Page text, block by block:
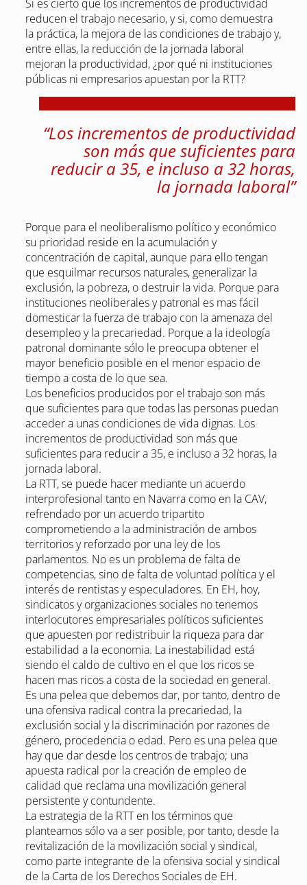
Si es cierto que los incrementos de productividad
reducen el trabajo necesario, y si, como demuestra
la práctica, la mejora de las condiciones de trabajo y,
entre ellas, la reducción de la jornada laboral
mejoran la productividad, ¿por qué ni instituciones
públicas ni empresarios apuestan por la RTT?
“Los incrementos de productividad
son más que suficientes para
reducir a 35, e incluso a 32 horas,
la jornada laboral”
Porque para el neoliberalismo político y económico
su prioridad reside en la acumulación y
concentración de capital, aunque para ello tengan
que esquilmar recursos naturales, generalizar la
exclusión, la pobreza, o destruir la vida. Porque para
instituciones neoliberales y patronal es mas fácil
domesticar la fuerza de trabajo con la amenaza del
desempleo y la precariedad. Porque a la ideología
patronal dominante sólo le preocupa obtener el
mayor beneficio posible en el menor espacio de
tiempo a costa de lo que sea.
Los beneficios producidos por el trabajo son más
que suficientes para que todas las personas puedan
acceder a unas condiciones de vida dignas. Los
incrementos de productividad son más que
suficientes para reducir a 35, e incluso a 32 horas, la
jornada laboral.
La RTT, se puede hacer mediante un acuerdo
interprofesional tanto en Navarra como en la CAV,
refrendado por un acuerdo tripartito
comprometiendo a la administración de ambos
territorios y reforzado por una ley de los
parlamentos. No es un problema de falta de
competencias, sino de falta de voluntad política y el
interés de rentistas y especuladores. En EH, hoy,
sindicatos y organizaciones sociales no tenemos
interlocutores empresariales políticos suficientes
que apuesten por redistribuir la riqueza para dar
estabilidad a la economia. La inestabilidad está
siendo el caldo de cultivo en el que los ricos se
hacen mas ricos a costa de la sociedad en general.
Es una pelea que debemos dar, por tanto, dentro de
una ofensiva radical contra la precariedad, la
exclusión social y la discriminación por razones de
género, procedencia o edad. Pero es una pelea que
hay que dar desde los centros de trabajo; una
apuesta radical por la creación de empleo de
calidad que reclama una movilización general
persistente y contundente.
La estrategia de la RTT en los términos que
planteamos sólo va a ser posible, por tanto, desde la
revitalización de la movilización social y sindical,
como parte integrante de la ofensiva social y sindical
de la Carta de los Derechos Sociales de EH.